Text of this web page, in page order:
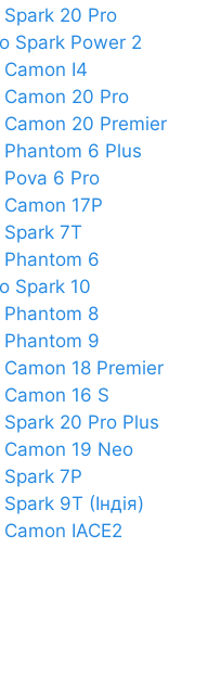
20 Pro
Spark Power 2
I4
Camon 20 Pro
Camon 20 Premier
Phantom 6 Plus
6 Pro
17P
7T
Phantom 6
Spark 10
Phantom 8
Phantom 9
18 Premier
16 S
20 Pro Plus
19 Neo
7P
9T (Індія)
IACE2